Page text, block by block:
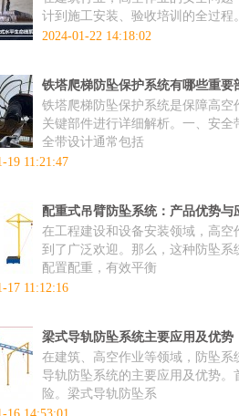
计到施工安装、验收培训的全过程。
2024-01-22 14:18:02
铁塔爬梯防坠保护系统有哪些重要
铁塔爬梯防坠保护系统是保障高
关键部件进行详细解析。一、安
全带设计通常包括
19 11:21:47
配重式吊臂防坠系统：产品优势与
在工程建设和设备安装领域，高
到了广泛欢迎。那么，这种防坠
配置配重，有效平衡
17 11:12:16
梁式导轨防坠系统主要应用及优势
在建筑、高空作业等领域，防坠
导轨防坠系统的主要应用及优势
险。梁式导轨防坠系